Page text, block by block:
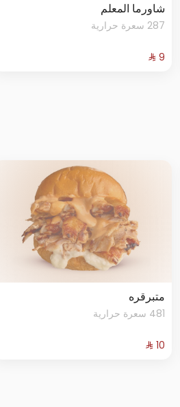
شاورما المعلم
287 سعرة حرارية
متبرقره
481 سعرة حرارية